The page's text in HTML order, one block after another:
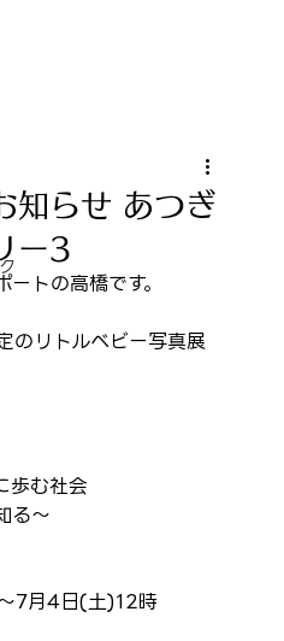
知らせ あつぎ
ー3
トの高橋です。
のリトルベビー写真展
歩む社会
る～
7月4日(土)12時